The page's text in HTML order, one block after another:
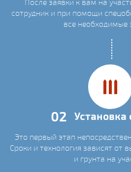
сотрудник и при помощи
все необходимые
02 Установка
Это первый этап
Сроки и технология зависят от
и грунта на